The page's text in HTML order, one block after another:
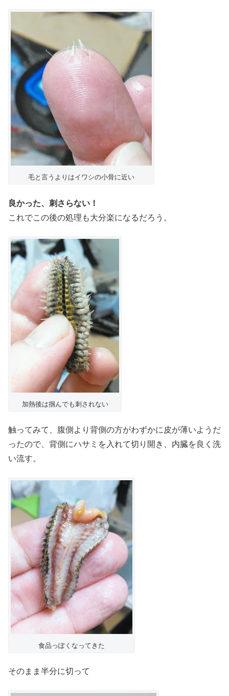
毛と言うよりはイワシの小骨に近い
良かった、刺さらない！
これでこの後の処理も大分楽になるだろう。
加熱後は掴んでも刺されない
触ってみて、腹側より背側の方がわずかに皮が薄いようだ
ったので、背側にハサミを入れて切り開き、内臓を良く洗
い流す。
食品っぽくなってきた
そのまま半分に切って